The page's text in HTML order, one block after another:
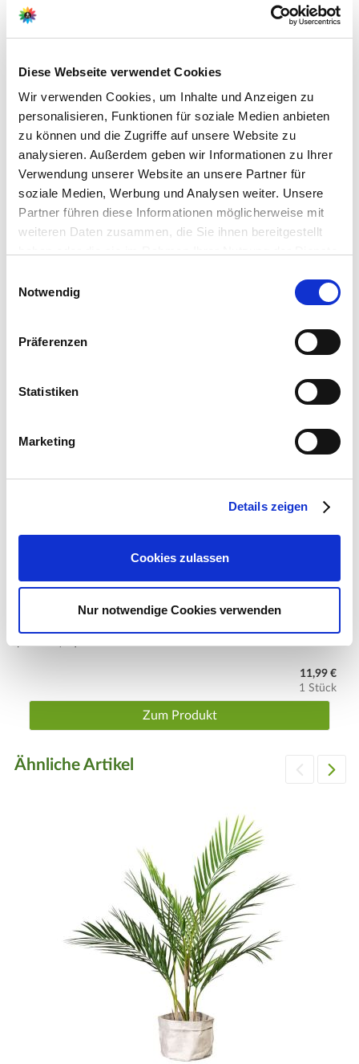
Diese Webseite verwendet Cookies
Wir verwenden Cookies, um Inhalte und Anzeigen zu
personalisieren, Funktionen für soziale Medien anbieten
zu können und die Zugriffe auf unsere Website zu
analysieren. Außerdem geben wir Informationen zu Ihrer
Verwendung unserer Website an unsere Partner für
soziale Medien, Werbung und Analysen weiter. Unsere
Partner führen diese Informationen möglicherweise mit
weiteren Daten zusammen, die Sie ihnen bereitgestellt
betätigen Sie anschließend den "OK"-Button:
Notwendig
Präferenzen
Statistiken
Marketing
Details zeigen
Cookies zulassen
Nur notwendige Cookies verwenden
Hersteller/Importeur
Ahrens+Sieberz GmbH &
Co KG
Hauptstr. 440
53721 Siegburg
E-Mail: info@as-garten.de
Webseite: https://www.as-
garten.de
Zubehör Produkte
11,99 €
1 Stück
Zum Produkt
Ähnliche Artikel